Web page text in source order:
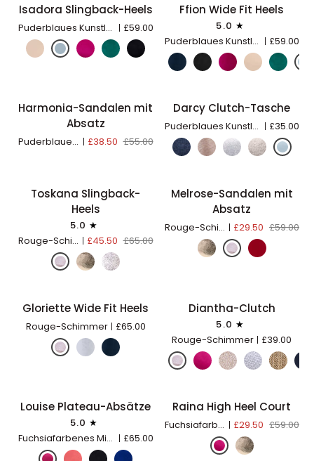
SCHNELL HINZUFÜGEN
Isadora
Slingback-
Heels
Isadora Slingback-Heels
Puderblaues Kunstleder £59.00
WIDE FIT
SCHNELL HINZUFÜGEN
Ffion
Fit
Heels
Ffion Wide Fit Heels
5.0
Puderblaues Kunstleder
£59.00
30% OFF
SCHNELL HINZUFÜGEN
Harmonia-
mit
Harmonia-Sandalen mit
Absatz
Puderblaues Kunstleder £38.50 £55.00
IN DEN EINKAUFSWAGEN
Darcy
Clutch-
Tasche
Darcy Clutch-Tasche
Puderblaues Kunstleder £35.00
30% OFF
SCHNELL HINZUFÜGEN
Toskana
Toskana Slingback-
Heels
5.0
Rouge-Schimmer
£45.50 £65.00
50% OFF
SCHNELL HINZUFÜGEN
Melrose-
mit
Absatz
Melrose-Sandalen mit
Absatz
Rouge-Schimmer £29.50 £59.00
WIDE FIT
SCHNELL HINZUFÜGEN
Gloriette
Wide
Gloriette Wide Fit Heels
Rouge-Schimmer £65.00
IN DEN EINKAUFSWAGEN
Diantha-Diantha-Clutch
5.0
Rouge-Schimmer
£39.00
SCHNELL HINZUFÜGEN
Louise
Absätze
Louise Plateau-Absätze
5.0
Fuchsiafarbenes Micro-Wildleder
£65.00
50% OFF
SCHNELL HINZUFÜGEN
Raina
High
Raina High Heel Court
Fuchsiafarbenes Micro-Wildleder £29.50 £59.00